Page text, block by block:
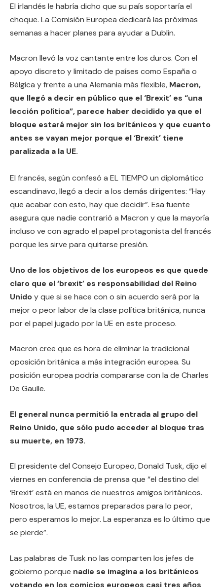
El irlandés le habría dicho que su país soportaría el
choque. La Comisión Europea dedicará las próximas
semanas a hacer planes para ayudar a Dublín.
Macron llevó la voz cantante entre los duros. Con el
apoyo discreto y limitado de países como España o
Bélgica y frente a una Alemania más flexible, Macron,
que llegó a decir en público que el ‘Brexit’ es “una
lección política”, parece haber decidido ya que el
bloque estará mejor sin los británicos y que cuanto
antes se vayan mejor porque el ‘Brexit’ tiene
paralizada a la UE.
El francés, según confesó a EL TIEMPO un diplomático
escandinavo, llegó a decir a los demás dirigentes: “Hay
que acabar con esto, hay que decidir”. Esa fuente
asegura que nadie contrarió a Macron y que la mayoría
incluso ve con agrado el papel protagonista del francés
porque les sirve para quitarse presión.
Uno de los objetivos de los europeos es que quede
claro que el ‘brexit’ es responsabilidad del Reino
Unidoy que si se hace con o sin acuerdo será por la
mejor o peor labor de la clase política británica, nunca
por el papel jugado por la UE en este proceso.
Macron cree que es hora de eliminar la tradicional
oposición británica a más integración europea. Su
posición europea podría compararse con la de Charles
De Gaulle.
El general nunca permitió la entrada al grupo del
Reino Unido, que sólo pudo acceder al bloque tras
su muerte, en 1973.
El presidente del Consejo Europeo, Donald Tusk, dijo el
viernes en conferencia de prensa que “el destino del
‘Brexit’ está en manos de nuestros amigos británicos.
Nosotros, la UE, estamos preparados para lo peor,
pero esperamos lo mejor. La esperanza es lo último que
se pierde”.
Las palabras de Tusk no las comparten los jefes de
gobierno porque nadie se imagina a los británicos
votando en los comicios europeos casi tres años